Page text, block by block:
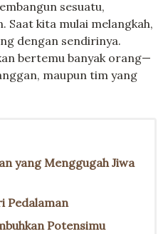
sesuatu,
Saat kita mulai melangkah,
dengan sendirinya.
bertemu banyak orang—
maupun tim yang
yang Menggugah Jiwa
Pedalaman
Potensimu